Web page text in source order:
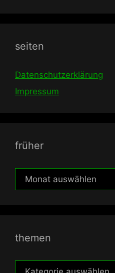
seiten
Datenschutzerklärung
Impressum
früher
früher
themen
themen